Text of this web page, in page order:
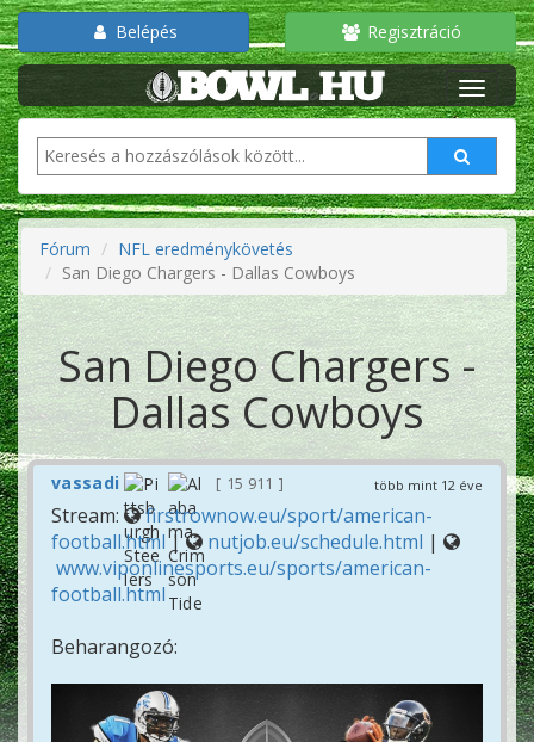
Belépés Regisztráció
Fórum
NFL eredménykövetés
San Diego Chargers - Dallas Cowboys
San Diego Chargers -
Dallas Cowboys
több mint 12 éve
vassadi 15 911
Stream:
firstrownow.eu/sport/american-
football.html| nutjob.eu/schedule.html |
www.viponlinesports.eu/sports/american-
football.html
Beharangozó: